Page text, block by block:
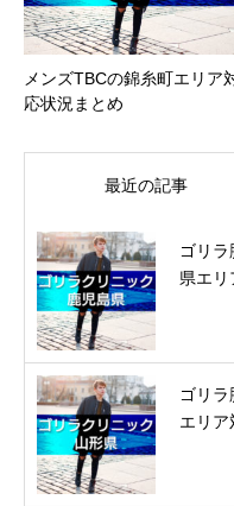
メンズTBCの錦糸町エリア
応状況まとめ
最近の記事
ゴリ
県エリ
ゴリ
エリア